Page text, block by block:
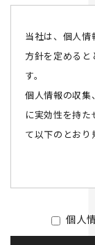
当社は、個人
方針を定めると
す。
個人情報の収集
に実効性を持
て以下のとおり
年法律第57号
いう「個人情報
個人